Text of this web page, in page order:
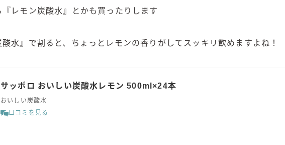
樽ハイ倶楽部
ザ・カクテルクラフト
クリアクーラー
『レモン炭酸水』とかも買ったりします
水』で割ると、ちょっとレモンの香りがしてスッキリ飲めますよね！
サッポロ おいしい炭酸水レモン 500ml×24本
おいしい炭酸水
口コミを見る